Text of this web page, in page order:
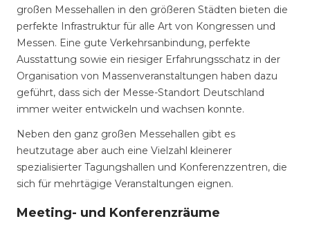
großen Messehallen in den größeren Städten bieten die
perfekte Infrastruktur für alle Art von Kongressen und
Messen. Eine gute Verkehrsanbindung, perfekte
Ausstattung sowie ein riesiger Erfahrungsschatz in der
Organisation von Massenveranstaltungen haben dazu
geführt, dass sich der Messe-Standort Deutschland
immer weiter entwickeln und wachsen konnte.
Neben den ganz großen Messehallen gibt es
heutzutage aber auch eine Vielzahl kleinerer
spezialisierter Tagungshallen und Konferenzzentren, die
sich für mehrtägige Veranstaltungen eignen.
Meeting- und Konferenzräume